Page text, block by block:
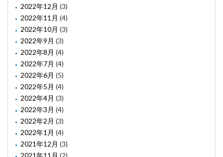
2022年12月 (3)
2022年11月 (4)
2022年10月 (3)
2022年9月 (3)
2022年8月 (4)
2022年7月 (4)
2022年6月 (5)
2022年5月 (4)
2022年4月 (3)
2022年3月 (4)
2022年2月 (3)
2022年1月 (4)
2021年12月 (3)